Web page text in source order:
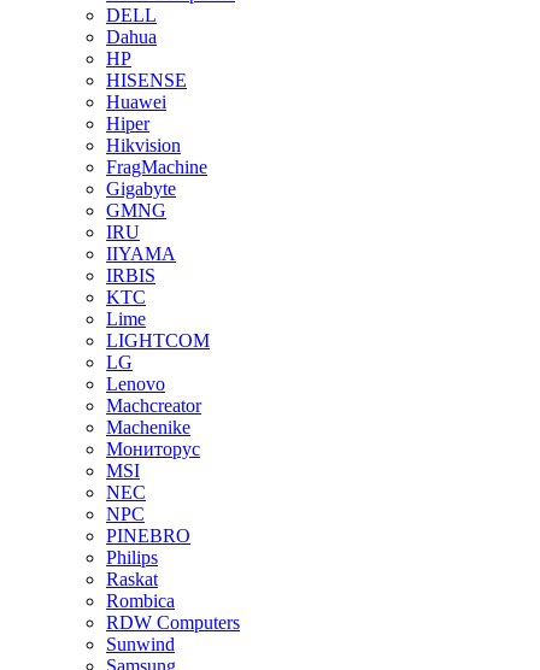
DELL
Dahua
HP
HISENSE
Huawei
Hiper
Hikvision
FragMachine
Gigabyte
GMNG
IRU
IIYAMA
IRBIS
KTC
Lime
LIGHTCOM
LG
Lenovo
Machcreator
Machenike
Мониторус
MSI
NEC
NPC
PINEBRO
Philips
Raskat
Rombica
RDW Computers
Sunwind